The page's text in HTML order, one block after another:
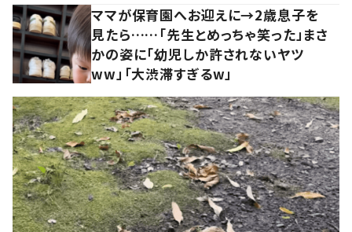
ママが保育園へお迎えに→2歳息子を
見たら……「先生とめっちゃ笑った」まさ
かの姿に「幼児しか許されないヤツ
ww」「大渋滞すぎるw」